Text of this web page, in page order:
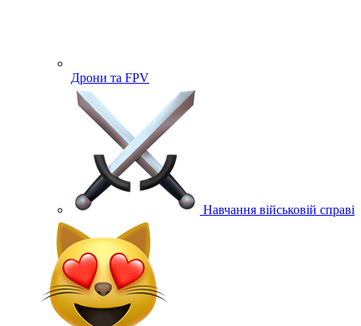
Дрони та FPV
Навчання військовій справі